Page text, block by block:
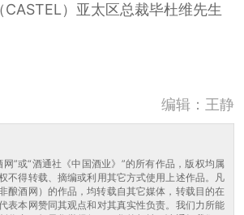
）亚太区总裁毕杜维先生
编辑：王静
网”或“酒通社《中国酒业》”的所有作品，版权均属
不得转载、摘编或利用其它方式使用上述作品。凡
酿酒网）的作品，均转载自其它媒体，转载目的在
表本网赞同其观点和对其真实性负责。我们力所能